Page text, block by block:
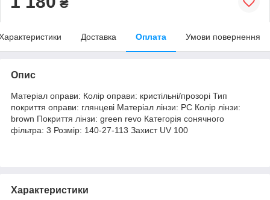
₴
Доставка Оплата Умови повернення
Опис
Матеріал оправи: Колір оправи: кристільні/прозорі Тип
покриття оправи: глянцеві Матеріал лінзи: PC Колір лінзи:
brown Покриття лінзи: green revo Категорія сонячного
фільтра: 3 Розмір: 140-27-113 Захист UV 100
Характеристики